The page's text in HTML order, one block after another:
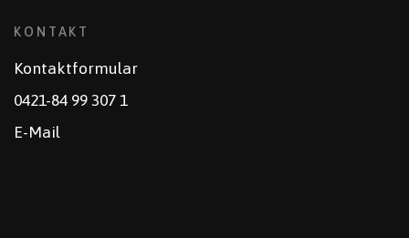
KONTAKT
Kontaktformular
0421-84 99 307 1
E-Mail